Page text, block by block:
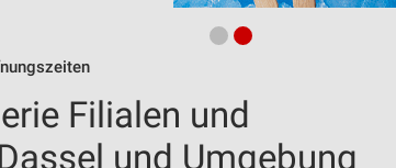
Filialen und
und Umgebung